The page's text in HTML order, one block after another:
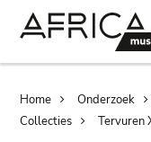
Home Onderzoek
Collecties
Tervuren